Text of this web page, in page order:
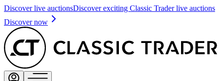
Discover live auctionsDiscover exciting Classic Trader live auctions
Discover now